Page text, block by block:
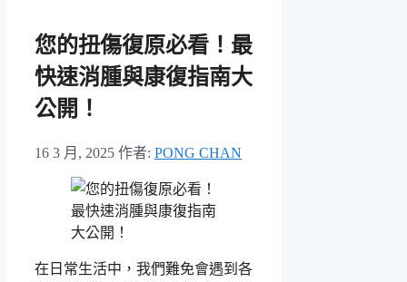
您的扭傷復原必看！最
快速消腫與康復指南大
公開！
16 3 月, 2025 作者: PONG CHAN
在日常生活中，我們難免會遇到各